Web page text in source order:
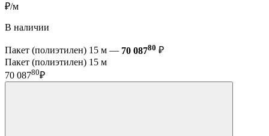
₽/м
В наличии
Пакет (полиэтилен) 15 м — 70 08780 ₽
Пакет (полиэтилен) 15 м
70 08780₽